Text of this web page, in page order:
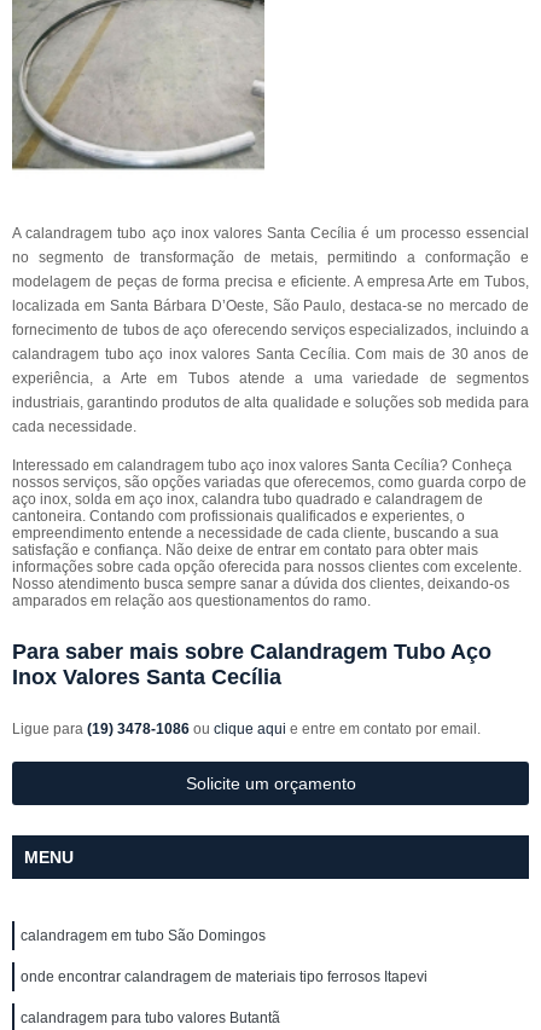
A calandragem tubo aço inox valores Santa Cecília é um processo essencial
no segmento de transformação de metais, permitindo a conformação e
modelagem de peças de forma precisa e eficiente. A empresa Arte em Tubos,
localizada em Santa Bárbara D’Oeste, São Paulo, destaca-se no mercado de
fornecimento de tubos de aço oferecendo serviços especializados, incluindo a
calandragem tubo aço inox valores Santa Cecília. Com mais de 30 anos de
experiência, a Arte em Tubos atende a uma variedade de segmentos
industriais, garantindo produtos de alta qualidade e soluções sob medida para
cada necessidade.
Interessado em calandragem tubo aço inox valores Santa Cecília? Conheça
nossos serviços, são opções variadas que oferecemos, como guarda corpo de
aço inox, solda em aço inox, calandra tubo quadrado e calandragem de
cantoneira. Contando com profissionais qualificados e experientes, o
empreendimento entende a necessidade de cada cliente, buscando a sua
satisfação e confiança. Não deixe de entrar em contato para obter mais
informações sobre cada opção oferecida para nossos clientes com excelente.
Nosso atendimento busca sempre sanar a dúvida dos clientes, deixando-os
amparados em relação aos questionamentos do ramo.
Para saber mais sobre Calandragem Tubo Aço
Inox Valores Santa Cecília
Ligue para (19) 3478-1086 ou clique aqui e entre em contato por email.
Solicite um orçamento
MENU
calandragem em tubo São Domingos
onde encontrar calandragem de materiais tipo ferrosos Itapevi
calandragem para tubo valores Butantã